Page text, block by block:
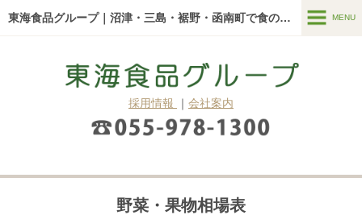
東海食品グループ｜沼津・三島・裾野・函南町で食のことなら
採用情報 ｜ 会社案内
MENU
東海食品グループについて
サービス一覧
野菜・果物相場表